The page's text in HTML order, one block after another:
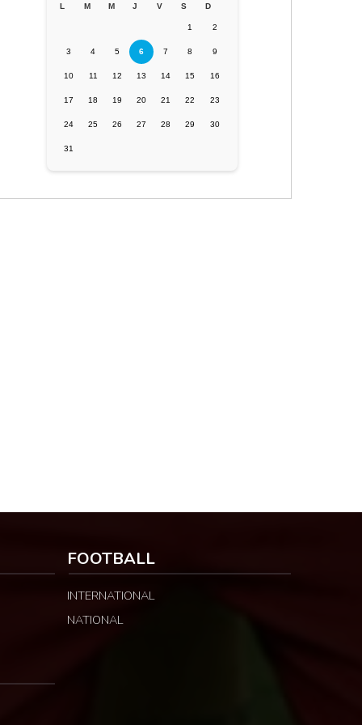
L M M J V S D
1 2
3 4 5 6 7 8 9
10 11 12 13 14 15 16
17 18 19 20 21 22 23
24 25 26 27 28 29 30
31
FOOTBALL
INTERNATIONAL
NATIONAL